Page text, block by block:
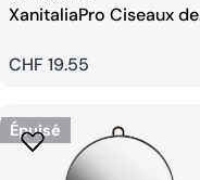
XanitaliaPro Ciseaux de
Prix
habituel
CHF 19.55
Épuisé